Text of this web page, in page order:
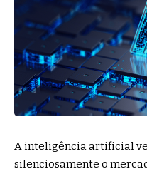
A inteligência artificial
silenciosamente o